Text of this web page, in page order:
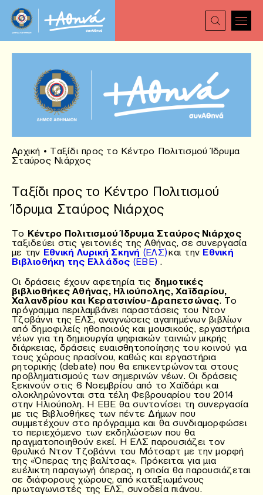
Αρχική • Ταξίδι προς το Κέντρο Πολιτισμού Ίδρυμα
Σταύρος Νιάρχος
Ταξίδι προς το Κέντρο Πολιτισμού
Ίδρυμα Σταύρος Νιάρχος
Το Κέντρο Πολιτισμού Ίδρυμα Σταύρος Νιάρχος
ταξιδεύει στις γειτονιές της Αθήνας, σε συνεργασία
με την Εθνική Λυρική Σκηνή(ΕΛΣ)και την Εθνική
Βιβλιοθήκη της Ελλάδος (EBE) .
Οι δράσεις έχουν αφετηρία τις δημοτικές
βιβλιοθήκες Αθήνας, Ηλιούπολης, Χαϊδαρίου,
Χαλανδρίου και Κερατσινίου-Δραπετσώνας. Το
πρόγραμμα περιλαμβάνει παραστάσεις του Ντον
Τζοβάννι της ΕΛΣ, αναγνώσεις αγαπημένων βιβλίων
από δημοφιλείς ηθοποιούς και μουσικούς, εργαστήρια
νέων για τη δημιουργία ψηφιακών ταινιών μικρής
διάρκειας, δράσεις ευαισθητοποίησης του κοινού για
τους χώρους πρασίνου, καθώς και εργαστήρια
ρητορικής (debate) που θα επικεντρώνονται στους
προβληματισμούς των σημερινών νέων. Οι δράσεις
ξεκινούν στις 6 Νοεμβρίου από το Χαϊδάρι και
ολοκληρώνονται στα τέλη Φεβρουαρίου του 2014
στην Ηλιούπολη. Η EBE θα συντονίσει τη συνεργασία
με τις Βιβλιοθήκες των πέντε Δήμων που
συμμετέχουν στο πρόγραμμα και θα συνδιαμορφώσει
το περιεχόμενο των εκδηλώσεων που θα
πραγματοποιηθούν εκεί. Η ΕΛΣ παρουσιάζει τον
θρυλικό Ντον Τζοβάννι του Μότσαρτ με την μορφή
της «Όπερας της βαλίτσας». Πρόκειται για μια
ευέλικτη παραγωγή όπερας, η οποία θα παρουσιάζεται
σε διάφορους χώρους, από καταξιωμένους
πρωταγωνιστές της ΕΛΣ, συνοδεία πιάνου.